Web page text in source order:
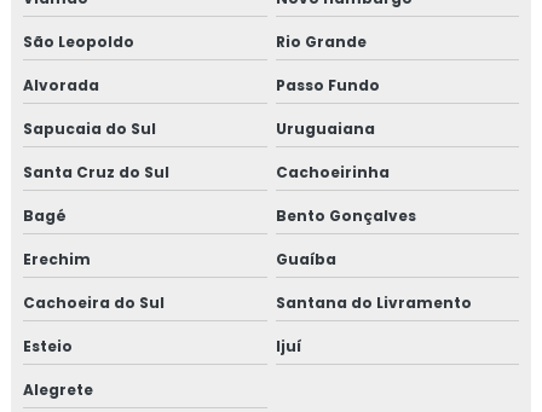
São Leopoldo Rio Grande
Alvorada Passo Fundo
Sapucaia do Sul Uruguaiana
Santa Cruz do Sul Cachoeirinha
Bagé Bento Gonçalves
Erechim Guaíba
Cachoeira do Sul Santana do Livramento
Esteio Ijuí
Alegrete